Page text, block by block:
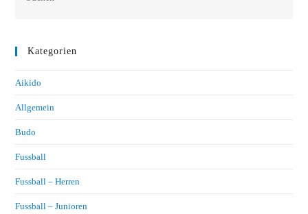
Kategorien
Aikido
Allgemein
Budo
Fussball
Fussball – Herren
Fussball – Junioren